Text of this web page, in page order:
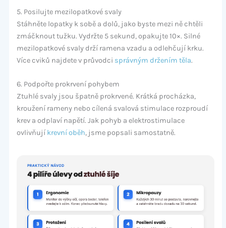
5. Posilujte mezilopatkové svaly
Stáhněte lopatky k sobě a dolů, jako byste mezi ně chtěli
zmáčknout tužku. Vydržte 5 sekund, opakujte 10×. Silné
mezilopatkové svaly drží ramena vzadu a odlehčují krku.
Více cviků najdete v průvodci správným držením těla.
6. Podpořte prokrvení pohybem
Ztuhlé svaly jsou špatně prokrvené. Krátká procházka,
kroužení rameny nebo cílená svalová stimulace rozproudí
krev a odplaví napětí. Jak pohyb a elektrostimulace
ovlivňují krevní oběh, jsme popsali samostatně.